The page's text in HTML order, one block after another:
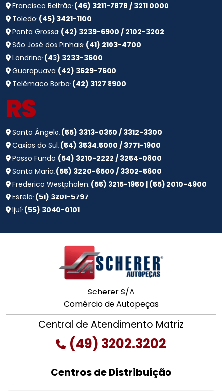
Francisco Beltrão: (46) 3211-7878 / 3211 0000
Toledo: (45) 3421-1100
Ponta Grossa: (42) 3239-6900 / 2102-3202
São José dos Pinhais: (41) 2103-4700
Londrina: (43) 3233-3600
Guarapuava: (42) 3629-7600
Telêmaco Borba: (42) 3127 8900
RS
Santo Ângelo: (55) 3313-0350 / 3312-3300
Caxias do Sul: (54) 3534.5000 / 3771-1900
Passo Fundo: (54) 3210-2222 / 3254-0800
Santa Maria: (55) 3220-6500 / 3302-5600
Frederico Westphalen: (55) 3215-1950 | (55) 2010-4900
Esteio: (51) 3201-5797
Ijuí: (55) 3040-0101
Scherer S/A
Comércio de Autopeças
Central de Atendimento Matriz
(49) 3202.3202
Centros de Distribuição